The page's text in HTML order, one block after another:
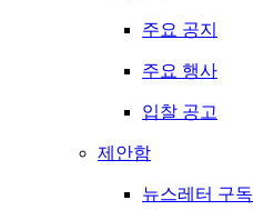
주요 공지
주요 행사
입찰 공고
제안함
뉴스레터 구독